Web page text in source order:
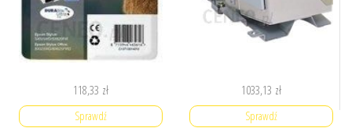
118,33 zł
Sprawdź
1033,13 zł
Sprawdź